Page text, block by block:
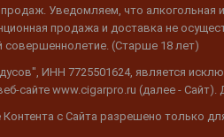
Уведомляем, что алкогольная
продажа и доставка не
(Старше 18 лет)
ИНН 7725501624, является
сайте www.cigarpro.ru (далее -
с Сайта разрешено только